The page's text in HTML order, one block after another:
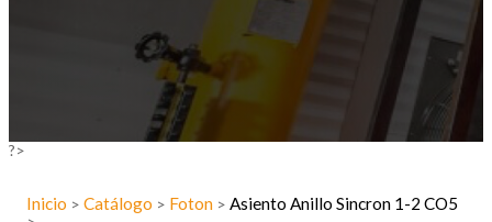
?>
Inicio > Catálogo > Foton > Asiento Anillo Sincron 1-2 CO5